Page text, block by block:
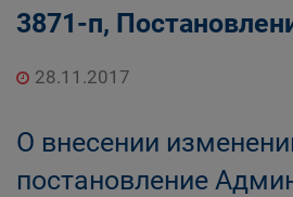
городского округа
3871-п,
28.11.2017
О внесении
постановление